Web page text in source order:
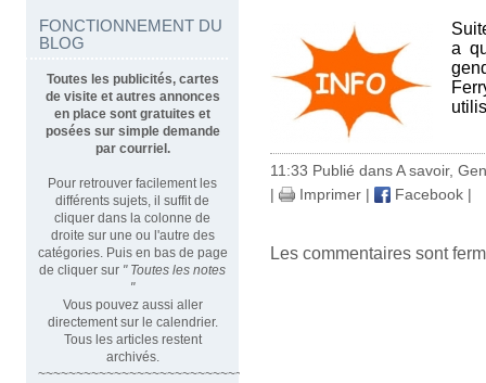
FONCTIONNEMENT DU
BLOG
Toutes les publicités, cartes
de visite et autres annonces
en place sont gratuites et
posées sur simple demande
par courriel.
Pour retrouver facilement les
différents sujets, il suffit de
cliquer dans la colonne de
droite sur une ou l'autre des
catégories. Puis en bas de page
de cliquer sur " Toutes les notes
"
Vous pouvez aussi aller
directement sur le calendrier.
Tous les articles restent
archivés.
~~~~~~~~~~~~~~~~~~~~~~~~~~~~~~~~~
a
11:33 Publié dansA savoir,
|
Imprimer | Facebook |
Les commentaires sont